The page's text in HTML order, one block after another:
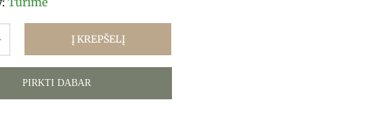
Į KREPŠELĮ
PIRKTI DABAR